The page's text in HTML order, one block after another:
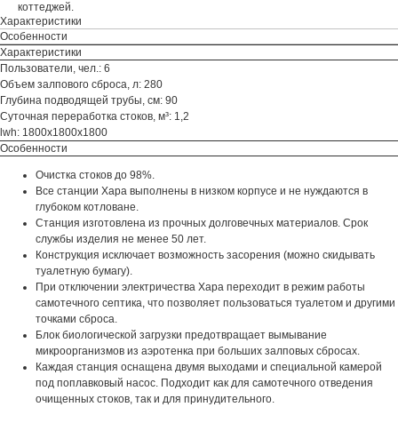
коттеджей.
Характеристики
Особенности
Характеристики
Пользователи, чел.: 6
Объем залпового сброса, л: 280
Глубина подводящей трубы, см: 90
Суточная переработка стоков, м³: 1,2
lwh: 1800x1800x1800
Особенности
Очистка стоков до 98%.
Все станции Хара выполнены в низком корпусе и не нуждаются в
глубоком котловане.
Станция изготовлена из прочных долговечных материалов. Срок
службы изделия не менее 50 лет.
Конструкция исключает возможность засорения (можно скидывать
туалетную бумагу).
При отключении электричества Хара переходит в режим работы
самотечного септика, что позволяет пользоваться туалетом и другими
точками сброса.
Блок биологической загрузки предотвращает вымывание
микроорганизмов из аэротенка при больших залповых сбросах.
Каждая станция оснащена двумя выходами и специальной камерой
под поплавковый насос. Подходит как для самотечного отведения
очищенных стоков, так и для принудительного.